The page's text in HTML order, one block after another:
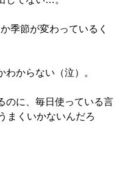
季節が変わっているく
からない（泣）。
のに、毎日使っている言
まくいかないんだろ